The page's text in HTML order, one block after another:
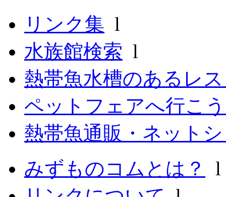
リンク集 l
水族館検索 l
熱帯魚水槽のあるレ
ペットフェアへ行こ
熱帯魚通販・ネット
みずものコムとは？